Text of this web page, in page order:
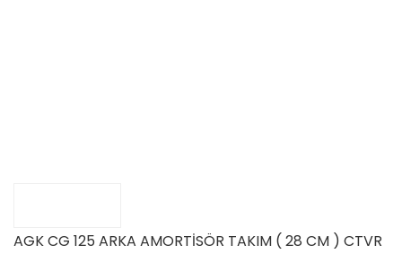
AGK CG 125 ARKA AMORTİSÖR TAKIM ( 28 CM ) CTVR